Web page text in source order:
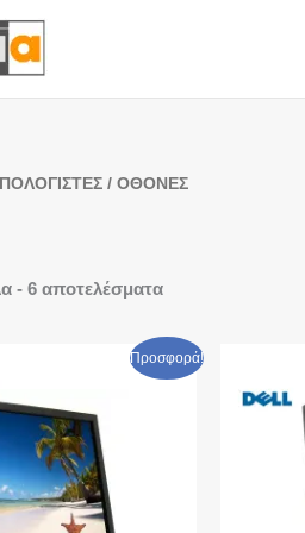
/ ΟΘΟΝΕΣ
- 6 αποτελέσματα
Προσφορά!
€